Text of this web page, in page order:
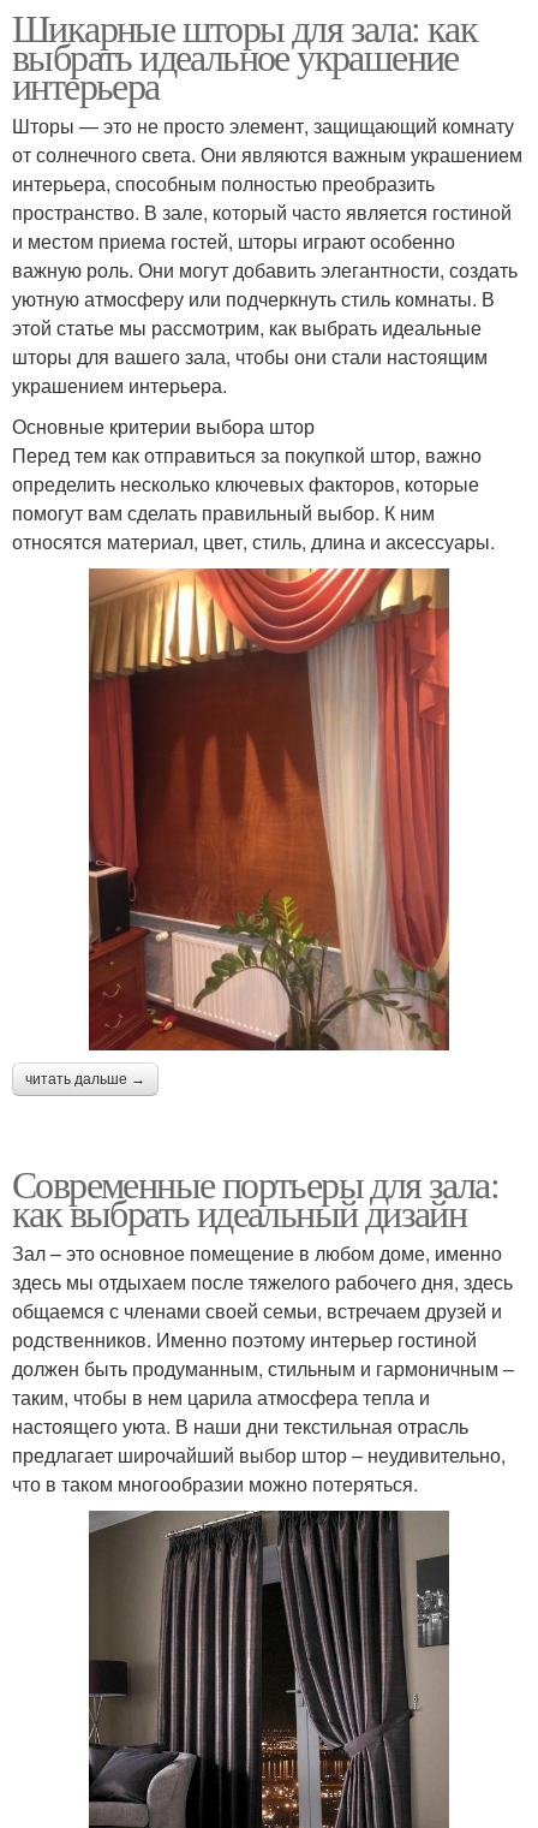
Шикарные шторы для зала: как
выбрать идеальное украшение
интерьера
Шторы — это не просто элемент, защищающий комнату
от солнечного света. Они являются важным украшением
интерьера, способным полностью преобразить
пространство. В зале, который часто является гостиной
и местом приема гостей, шторы играют особенно
важную роль. Они могут добавить элегантности, создать
уютную атмосферу или подчеркнуть стиль комнаты. В
этой статье мы рассмотрим, как выбрать идеальные
шторы для вашего зала, чтобы они стали настоящим
украшением интерьера.
Основные критерии выбора штор
Перед тем как отправиться за покупкой штор, важно
определить несколько ключевых факторов, которые
помогут вам сделать правильный выбор. К ним
относятся материал, цвет, стиль, длина и аксессуары.
читать дальше →
Современные портьеры для зала:
как выбрать идеальный дизайн
Зал – это основное помещение в любом доме, именно
здесь мы отдыхаем после тяжелого рабочего дня, здесь
общаемся с членами своей семьи, встречаем друзей и
родственников. Именно поэтому интерьер гостиной
должен быть продуманным, стильным и гармоничным –
таким, чтобы в нем царила атмосфера тепла и
настоящего уюта. В наши дни текстильная отрасль
предлагает широчайший выбор штор – неудивительно,
что в таком многообразии можно потеряться.